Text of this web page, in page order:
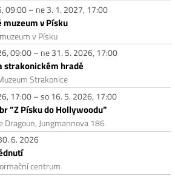
09:00 – ne 3. 1. 2027, 17:00
muzeum v Písku
v Písku
09:00 – ne 31. 5. 2026, 17:00
strakonickém hradě
Strakonice
17:00 – so 16. 5. 2026, 17:00
”Z Písku do Hollywoodu”
Dragoun, Jungmannova 186
6. 2026
centrum